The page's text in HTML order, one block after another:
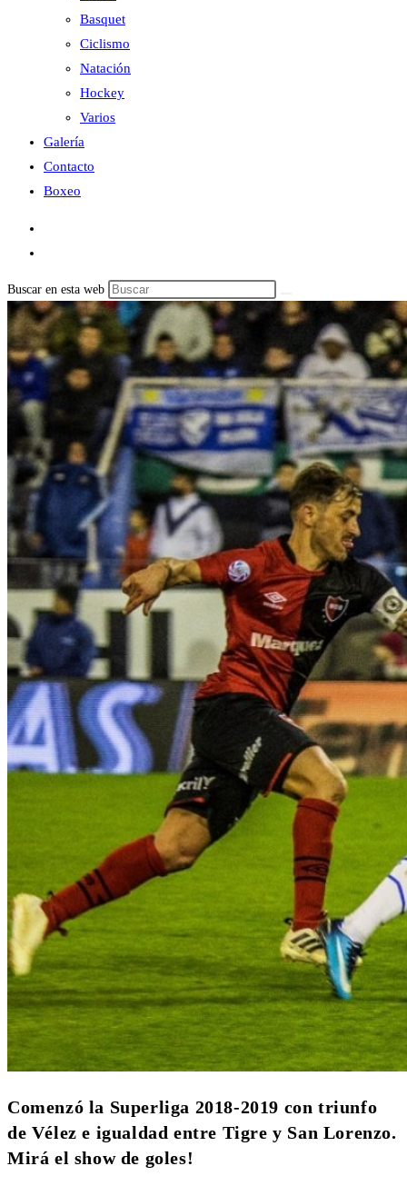
Basquet
Ciclismo
Natación
Hockey
Varios
Galería
Contacto
Boxeo
Buscar en esta web
Comenzó la Superliga 2018-2019 con triunfo
de Vélez e igualdad entre Tigre y San Lorenzo.
Mirá el show de goles!